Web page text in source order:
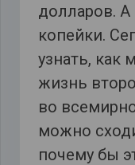
долларов.
копейки.
узнать, как
жизнь
во
можно
почему бы